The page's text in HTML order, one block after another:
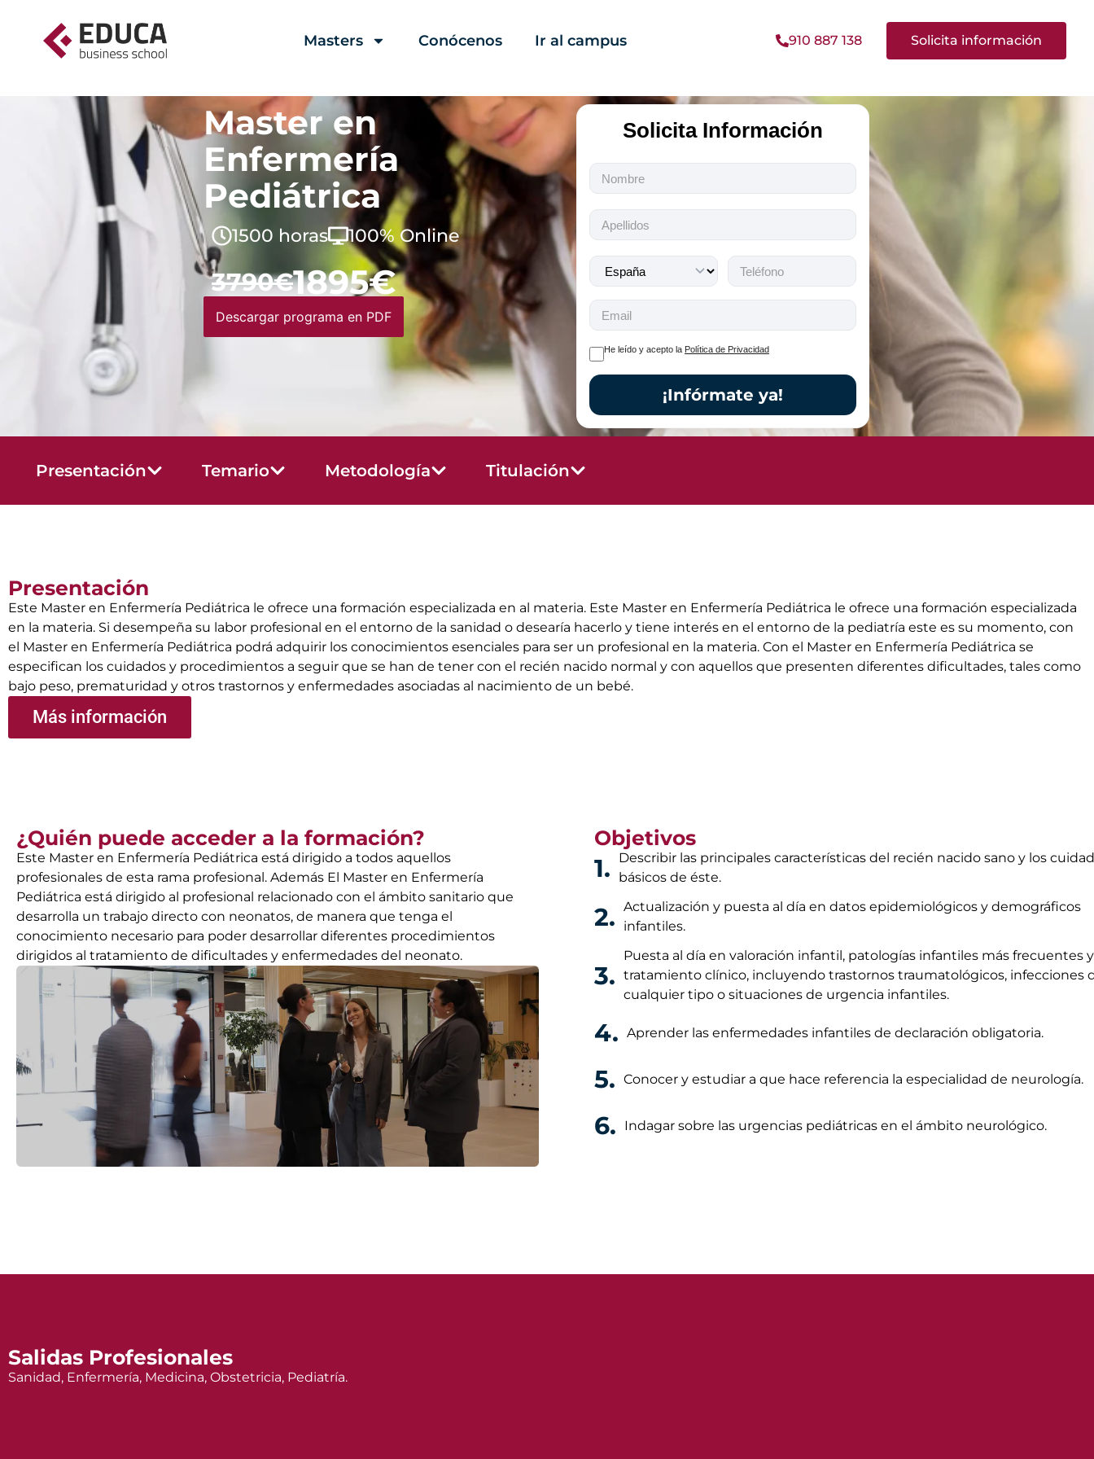
Masters Conócenos Ir al campus Solicita información
910 887 138
Master en
Enfermería
Pediátrica
1500 horas 100% Online
3790€1895€
Descargar programa en PDF
Solicita Información
Todos
los
son
obligatorios.
He leído y acepto la Política de Privacidad
¡Infórmate ya!
Presentación Temario Metodología Titulación
Presentación
Este Master en Enfermería Pediátrica le ofrece una formación especializada en al materia. Este Master en Enfermería Pediátrica le ofrece una formación especializada
en la materia. Si desempeña su labor profesional en el entorno de la sanidad o desearía hacerlo y tiene interés en el entorno de la pediatría este es su momento, con
el Master en Enfermería Pediátrica podrá adquirir los conocimientos esenciales para ser un profesional en la materia. Con el Master en Enfermería Pediátrica se
especifican los cuidados y procedimientos a seguir que se han de tener con el recién nacido normal y con aquellos que presenten diferentes dificultades, tales como
bajo peso, prematuridad y otros trastornos y enfermedades asociadas al nacimiento de un bebé.
Más información
¿Quién puede acceder a la formación?
Este Master en Enfermería Pediátrica está dirigido a todos aquellos
profesionales de esta rama profesional. Además El Master en Enfermería
Pediátrica está dirigido al profesional relacionado con el ámbito sanitario que
desarrolla un trabajo directo con neonatos, de manera que tenga el
conocimiento necesario para poder desarrollar diferentes procedimientos
dirigidos al tratamiento de dificultades y enfermedades del neonato.
Objetivos
1.
Describir las principales características del recién nacido sano y los
básicos de éste.
2. Actualización y puesta al día en datos epidemiológicos y demográficos
infantiles.
3.
Puesta al día en valoración infantil, patologías infantiles más frecuentes
tratamiento clínico, incluyendo trastornos traumatológicos, infecciones
cualquier tipo o situaciones de urgencia infantiles.
4. Aprender las enfermedades infantiles de declaración obligatoria.
5. Conocer y estudiar a que hace referencia la especialidad de neurología.
6. Indagar sobre las urgencias pediátricas en el ámbito neurológico.
Salidas Profesionales
Sanidad, Enfermería, Medicina, Obstetricia, Pediatría.